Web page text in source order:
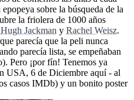
sobre la búsqueda de la
la friolera de 1000 años
Hugh Jackman y Rachel Weisz.
parecía que la peli nunca
parecía lista, se empeñaban
Pero ¡por fín! Tenemos ya
USA, 6 de Diciembre aquí - al
casos IMDb) y un bonito poster